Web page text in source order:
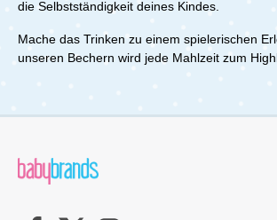
die Selbstständigkeit deines Kindes.
Mache das Trinken zu einem spielerischen
unseren Bechern wird jede Mahlzeit zum